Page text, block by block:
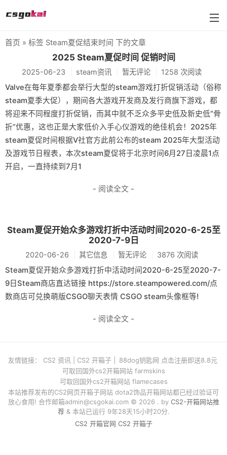
farmskins
88dog
flamecases
88hash-jp
首页 » 标签 Steam夏促结束时间 下的文章
2025 Steam夏促时间 促销时间
2025-06-23 steam资讯 暂无评论 1258 次阅读
Valve在每年夏季都会举行大型的steam游戏打折促销活动（俗称
steam夏季大促），期间各大游戏开发商及发行商旗下游戏，都
将迎来不同程度打折促销，而其中就不乏众多平史低及新史低“骨
折”优惠，这也正是大家低价入手心仪游戏的绝佳机会！2025年
steam夏促时间根据V社官方此前公布的steam 2025年大型活动
及游戏节日程表，本次steam夏促将于北京时间6月27日凌晨1点
开启，一直持续到7月1
- 阅读全文 -
Steam夏促开始众多游戏打折中活动时间2020-6-25至
2020-7-9日
2020-06-26 其它信息 暂无评论 3876 次阅读
Steam夏促开始众多游戏打折中活动时间2020-6-25至2020-7-
9日Steam商店直达链接 https://store.steampowered.com/点
数商店可兑换萌版CSGO聊天表情 CSGO steam头像框等!
- 阅读全文 -
友情链接： CS2 资讯 CS2 开箱子
88dog钥匙网 点击注册即送8.8元
可取回国外cs2开箱网站 farmskins
可取回国外cs2开箱网站 flamecases
本站推荐发布的CS2网页开箱子网站 dota2饰品开箱网站都已经过验证可
放心食用! 合作邮箱admin@csgokai.com© 2026 . by CS2-开箱网站推
荐& 本站已运行 9年28天15小时20分.
CS2 开箱官网 CS2 开箱子